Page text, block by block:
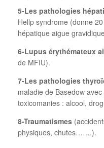
5-Les pathologies
Hellp syndrome (donne
hépatique aigue
6-Lupus érythémateux
de MFIU).
7-Les pathologies
maladie de Basedow
toxicomanies : alcool,
8-Traumatismes
physiques, chutes…….).